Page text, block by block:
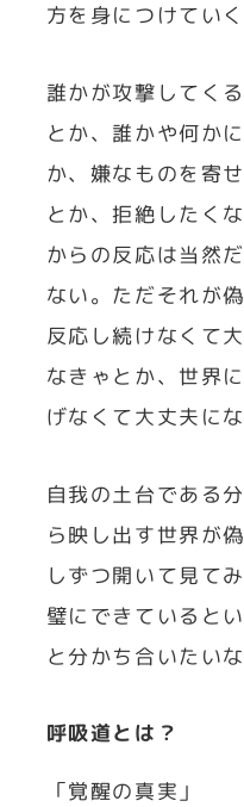
方を身につけていく
誰かが攻撃してく
とか、誰かや何か
か、嫌なものを寄
とか、拒絶したく
からの反応は当然
ない。ただそれが
反応し続けなくて
なきゃとか、世界
げなくて大丈夫にな
自我の土台である
ら映し出す世界が
しずつ開いて見て
璧にできていると
と分かち合いたい
呼吸道とは？
「覚醒の真実」